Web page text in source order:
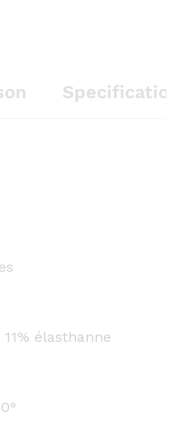
Specification
élasthanne